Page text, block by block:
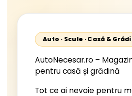
Auto · Scule · Casă &
AutoNecesar.ro –
pentru casă și grădină
Tot ce ai nevoie pentru